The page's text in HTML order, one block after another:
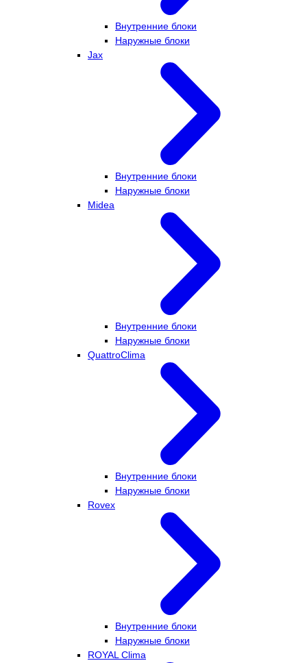
Внутренние блоки
Наружные блоки
Jax
Внутренние блоки
Наружные блоки
Midea
Внутренние блоки
Наружные блоки
QuattroClima
Внутренние блоки
Наружные блоки
Rovex
Внутренние блоки
Наружные блоки
ROYAL Clima